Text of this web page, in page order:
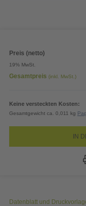
Preis (netto)
19% MwSt.
Gesamtpreis (inkl. MwSt.)
Keine versteckten Kosten:
Gesamtgewicht ca. 0,011 kg
IN
Datenblatt und